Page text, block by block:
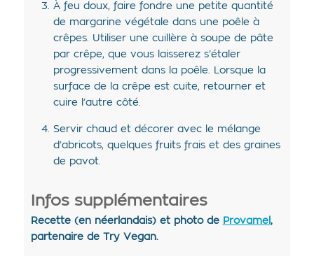
À feu doux, faire fondre une petite quantité
de margarine végétale dans une poêle à
crêpes. Utiliser une cuillère à soupe de pâte
par crêpe, que vous laisserez s’étaler
progressivement dans la poêle. Lorsque la
surface de la crêpe est cuite, retourner et
cuire l’autre côté.
Servir chaud et décorer avec le mélange
d’abricots, quelques fruits frais et des graines
de pavot.
Infos supplémentaires
Recette (en néerlandais) et photo de Provamel ,
partenaire de Try Vegan.